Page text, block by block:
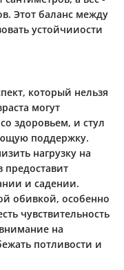
Этот баланс между
устойчииости
который нельзя
могут
здоровьем, и стул
поддержку.
нагрузку на
предоставит
и садении.
обивкой, особенно
чувствительность
на
потливости и